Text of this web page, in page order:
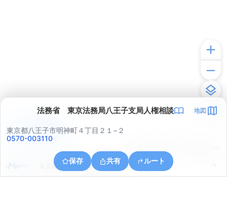
法務省 東京法務局八王子支局人権相談 地図
東京都八王子市明神町４丁目２１−２
0570-003110
保存 共有 ルート
東京都八王子市元本郷町３丁目１４
アプリで見る